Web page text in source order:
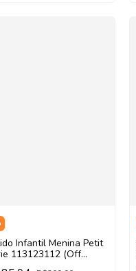
Infantil Menina Petit
113123112 (Off
Rosa)